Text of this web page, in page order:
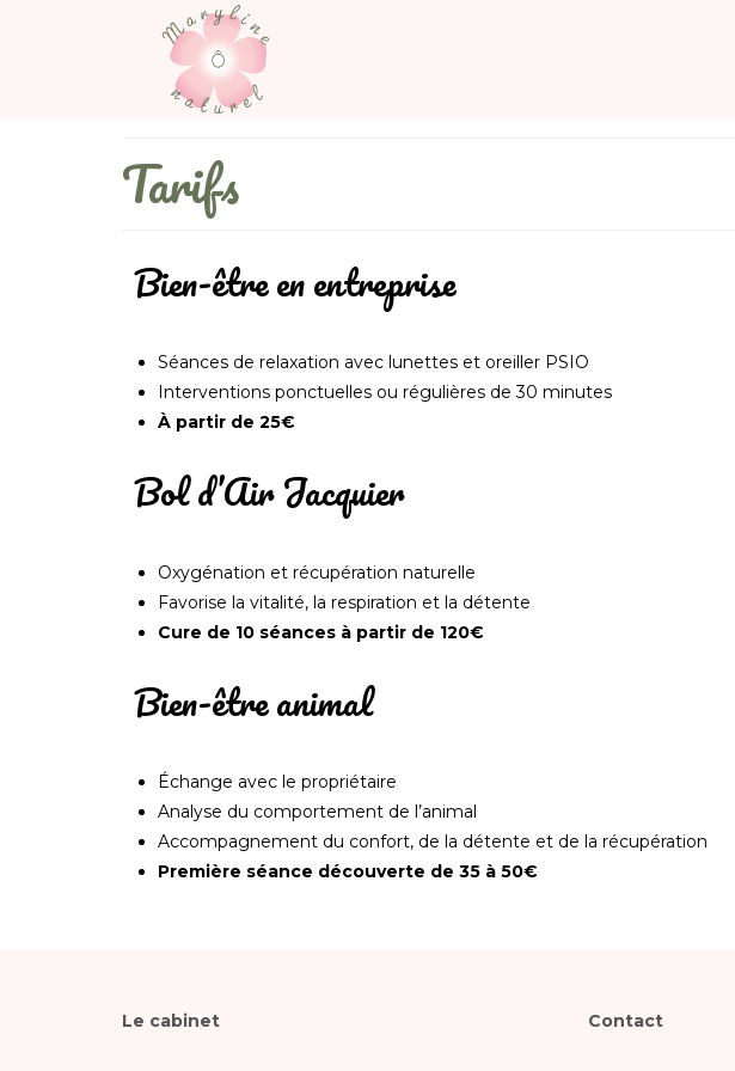
Tarifs
Bien-être en entreprise
Séances de relaxation avec lunettes et oreiller PSIO
Interventions ponctuelles ou régulières de 30 minutes
À partir de 25€
Bol d’Air Jacquier
Oxygénation et récupération naturelle
Favorise la vitalité, la respiration et la détente
Cure de 10 séances à partir de 120€
Bien-être animal
Échange avec le propriétaire
Analyse du comportement de l’animal
Accompagnement du confort, de la détente et de la récupération
Première séance découverte de 35 à 50€
Le cabinet Contact